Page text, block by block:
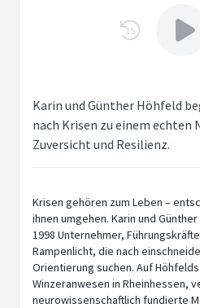
15
Karin und Günther Höhfeld
nach Krisen zu einem echten
Zuversicht und Resilienz.
Krisen gehören zum Leben –
ihnen umgehen. Karin und
1998 Unternehmer,
Rampenlicht, die nach
Orientierung suchen. Auf
Winzeranwesen in Rheinhessen,
neurowissenschaftlich fundierte